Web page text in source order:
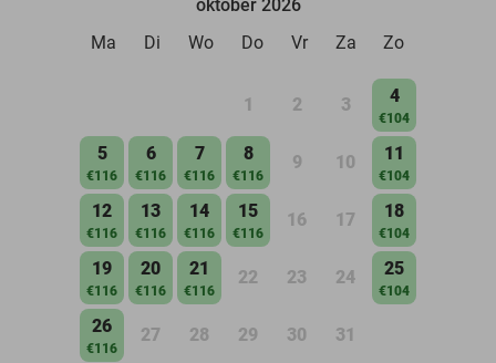
oktober 2026
Ma
Di Wo Do Vr Za Zo
1 2 3 4
€104
5
€116
6
€116
7
€116
8
€116
9 10 11
€104
12
€116
13
€116
14
€116
15
€116
16 17 18
€104
19
€116
20
€116
21
€116
22 23 24 25
€104
26
€116
27 28 29 30 31